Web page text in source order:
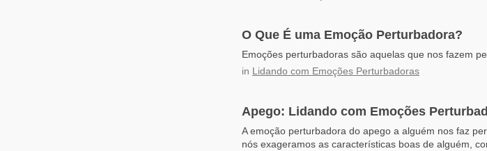
​O Que É uma Emoção Perturbadora?
Emoções perturbadoras são aquelas que nos fazem
in Lidando com Emoções Perturbadoras
Apego: Lidando com Emoções
A emoção perturbadora do apego a alguém nos faz
nós exageramos as características boas de alguém,